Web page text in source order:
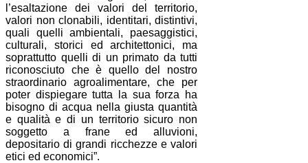
l’esaltazione dei valori del territorio,
valori non clonabili, identitari, distintivi,
quali quelli ambientali, paesaggistici,
culturali, storici ed architettonici, ma
soprattutto quelli di un primato da tutti
riconosciuto che è quello del nostro
straordinario agroalimentare, che per
poter dispiegare tutta la sua forza ha
bisogno di acqua nella giusta quantità
e qualità e di un territorio sicuro non
soggetto a frane ed alluvioni,
depositario di grandi ricchezze e valori
etici ed economici”.